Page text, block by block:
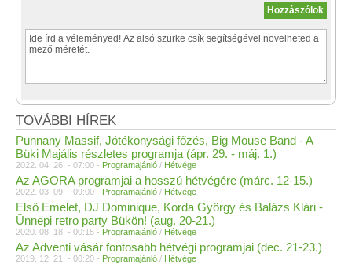
TOVÁBBI HÍREK
Punnany Massif, Jótékonysági főzés, Big Mouse Band - A
Büki Majális részletes programja (ápr. 29. - máj. 1.)
2022. 04. 26. - 07:00 - Programajánló / Hétvége
Az AGORA programjai a hosszú hétvégére (márc. 12-15.)
2022. 03. 09. - 09:00 - Programajánló / Hétvége
Első Emelet, DJ Dominique, Korda György és Balázs Klári -
Ünnepi retro party Bükön! (aug. 20-21.)
2020. 08. 18. - 00:15 - Programajánló / Hétvége
Az Adventi vásár fontosabb hétvégi programjai (dec. 21-23.)
2019. 12. 21. - 00:20 - Programajánló / Hétvége